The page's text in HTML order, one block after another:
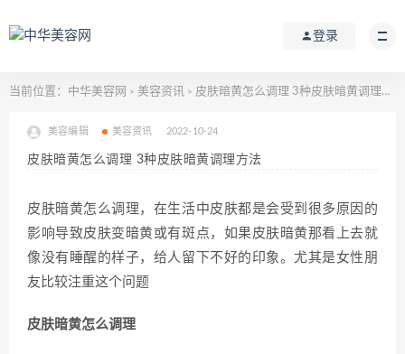
登录
当前位置： 中华美容网 > 美容资讯 > 皮肤暗黄怎么调理 3种皮肤暗黄调理方法
美容编辑 美容资讯 2022-10-24
皮肤暗黄怎么调理 3种皮肤暗黄调理方法
皮肤暗黄怎么调理，在生活中皮肤都是会受到很多原因的
影响导致皮肤变暗黄或有斑点，如果皮肤暗黄那看上去就
像没有睡醒的样子，给人留下不好的印象。尤其是女性朋
友比较注重这个问题
皮肤暗黄怎么调理